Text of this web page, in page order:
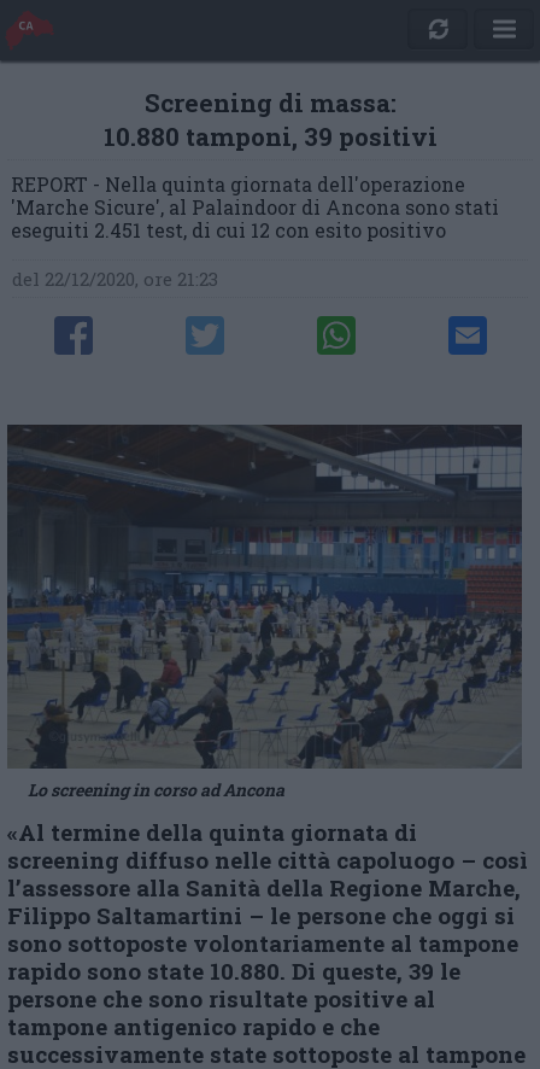
Screening di massa:
10.880 tamponi, 39 positivi
REPORT - Nella quinta giornata dell'operazione
'Marche Sicure', al Palaindoor di Ancona sono stati
eseguiti 2.451 test, di cui 12 con esito positivo
del 22/12/2020, ore 21:23
Lo screening in corso ad Ancona
«Al termine della quinta giornata di
screening diffuso nelle città capoluogo – così
l’assessore alla Sanità della Regione Marche,
Filippo Saltamartini – le persone che oggi si
sono sottoposte volontariamente al tampone
rapido sono state 10.880. Di queste, 39 le
persone che sono risultate positive al
tampone antigenico rapido e che
successivamente state sottoposte al tampone